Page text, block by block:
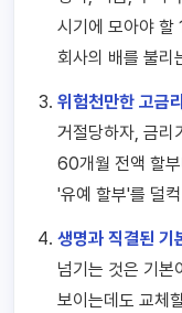
시기에 모아야 할
회사의 배를 불리
위험천만한 고금
거절당하자, 금리
60개월 전액 할
'유예 할부'를 덜
생명과 직결된 기
넘기는 것은 기본
보이는데도 교체